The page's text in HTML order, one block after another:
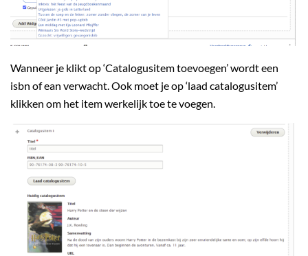
Wanneer je klikt op ‘Catalogusitem toevoegen’ wordt een
isbn of ean verwacht. Ook moet je op ‘laad catalogusitem’
klikken om het item werkelijk toe te voegen.